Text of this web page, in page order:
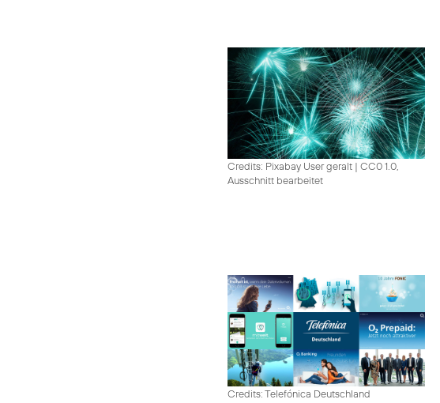
Credits: Pixabay User geralt | CC0 1.0,
Ausschnitt bearbeitet
Credits: Telefónica Deutschland